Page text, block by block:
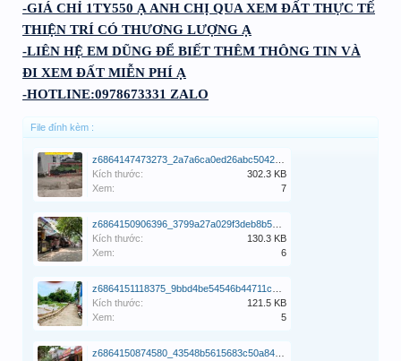
-GIÁ CHỈ 1TY550 Ạ ANH CHỊ QUA XEM ĐẤT THỰC TẾ
THIỆN TRÍ CÓ THƯƠNG LƯỢNG Ạ
-LIÊN HỆ EM DŨNG ĐỂ BIẾT THÊM THÔNG TIN VÀ
ĐI XEM ĐẤT MIỄN PHÍ Ạ
-HOTLINE:0978673331 ZALO
File đính kèm :
Kích thước:
302.3 KB
Xem:
7
Kích thước:
130.3 KB
Xem:
6
Kích thước:
121.5 KB
Xem:
5